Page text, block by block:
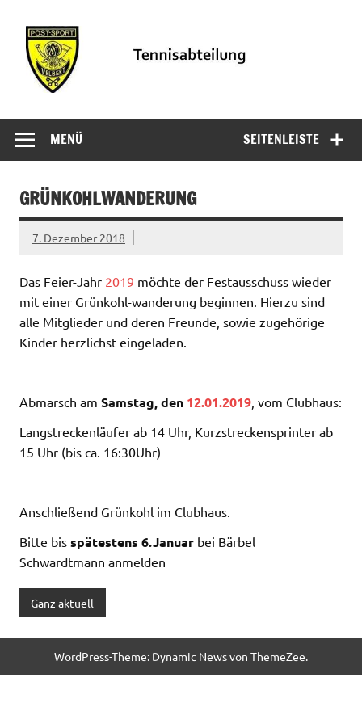
springen
Tennisabteilung
Velbert
SEITENLEISTE
MENÜ
GRÜNKOHLWANDERUNG
7. Dezember 2018
Das Feier-Jahr 2019 möchte der Festausschuss wieder
mit einer Grünkohl-wanderung beginnen. Hierzu sind
alle Mitglieder und deren Freunde, sowie zugehörige
Kinder herzlichst eingeladen.
Abmarsch am Samstag, den 12.01.2019, vom Clubhaus:
Langstreckenläufer ab 14 Uhr, Kurzstreckensprinter ab
15 Uhr (bis ca. 16:30Uhr)
Anschließend Grünkohl im Clubhaus.
Bitte bis spätestens 6.Januar bei Bärbel
Schwardtmann anmelden
Ganz aktuell
WordPress-Theme: Dynamic News von ThemeZee.